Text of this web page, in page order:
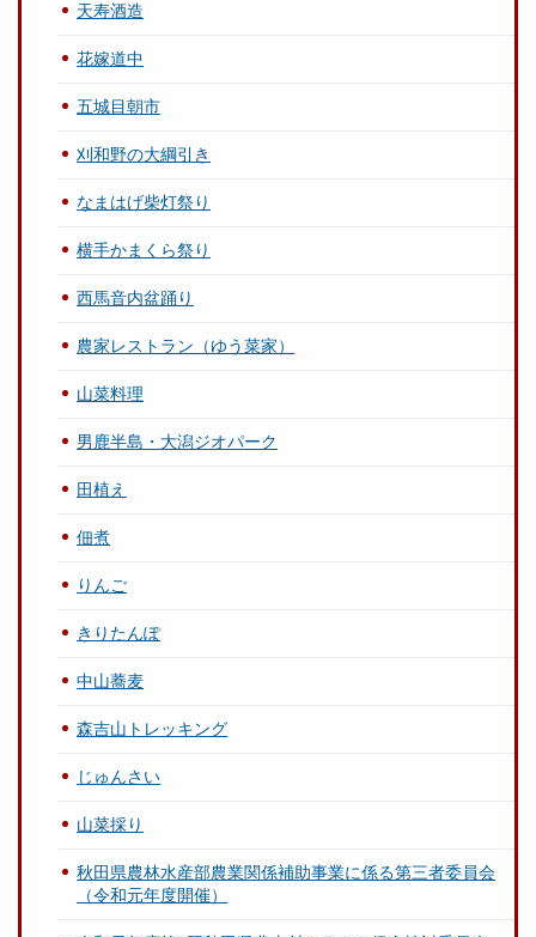
天寿酒造
花嫁道中
五城目朝市
刈和野の大綱引き
なまはげ柴灯祭り
横手かまくら祭り
西馬音内盆踊り
農家レストラン（ゆう菜家）
山菜料理
男鹿半島・大潟ジオパーク
田植え
佃煮
りんご
きりたんぽ
中山蕎麦
森吉山トレッキング
じゅんさい
山菜採り
秋田県農林水産部農業関係補助事業に係る第三者委員会
（令和元年度開催）